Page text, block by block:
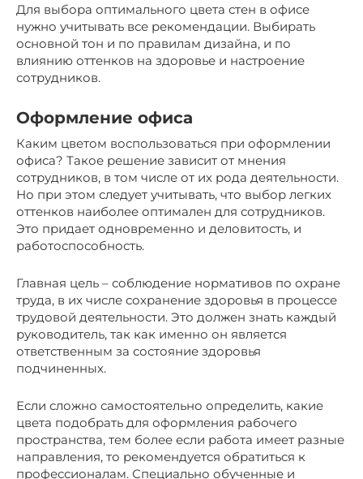
Для выбора оптимального цвета стен в офисе
нужно учитывать все рекомендации. Выбирать
основной тон и по правилам дизайна, и по
влиянию оттенков на здоровье и настроение
сотрудников.
Оформление офиса
Каким цветом воспользоваться при оформлении
офиса? Такое решение зависит от мнения
сотрудников, в том числе от их рода деятельности.
Но при этом следует учитывать, что выбор легких
оттенков наиболее оптимален для сотрудников.
Это придает одновременно и деловитость, и
работоспособность.
Главная цель – соблюдение нормативов по охране
труда, в их числе сохранение здоровья в процессе
трудовой деятельности. Это должен знать каждый
руководитель, так как именно он является
ответственным за состояние здоровья
подчиненных.
Если сложно самостоятельно определить, какие
цвета подобрать для оформления рабочего
пространства, тем более если работа имеет разные
направления, то рекомендуется обратиться к
профессионалам. Специально обученные и